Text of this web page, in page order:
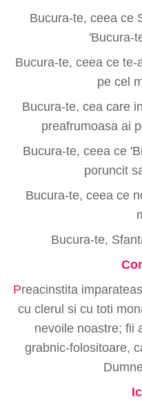
Bucura-te, ceea ce
'Bucura-
Bucura-te, ceea ce
pe cel
Bucura-te, cea care
preafrumoasa ai
Bucura-te, ceea ce
poruncit
Bucura-te, ceea ce
Bucura-te,
Preacinstita
cu clerul si cu toti
nevoile noastre; fii
grabnic-folositoare,